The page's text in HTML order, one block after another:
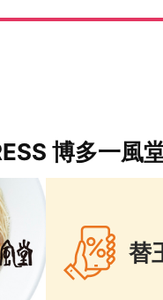
博多一風
替